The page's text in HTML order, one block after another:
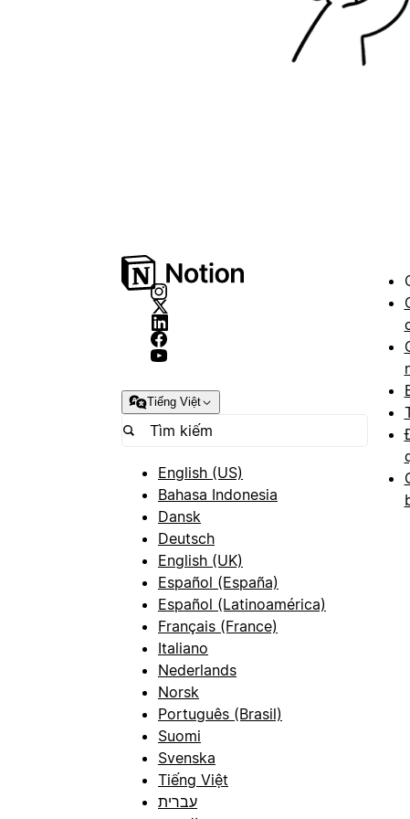
Tiếng Việt
English (US)
Bahasa Indonesia
Dansk
Deutsch
English (UK)
Español (España)
Español (Latinoamérica)
Français (France)
Italiano
Nederlands
Norsk
Português (Brasil)
Suomi
Svenska
Tiếng Việt
עברית